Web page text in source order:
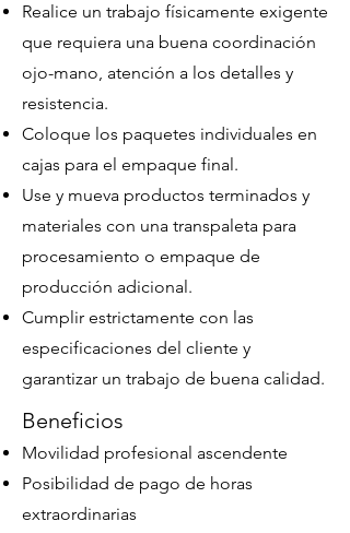
Realice un trabajo físicamente exigente
que requiera una buena coordinación
ojo-mano, atención a los detalles y
resistencia.
Coloque los paquetes individuales en
cajas para el empaque final.
Use y mueva productos terminados y
materiales con una transpaleta para
procesamiento o empaque de
producción adicional.
Cumplir estrictamente con las
especificaciones del cliente y
garantizar un trabajo de buena calidad.
Beneficios
Movilidad profesional ascendente
Posibilidad de pago de horas
extraordinarias